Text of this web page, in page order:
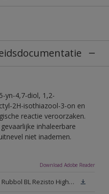
yn-4,7-diol, 1,2-
2H-isothiazool-3-on en
reactie veroorzaken.
inhaleerbare
niet inademen.
Download Adobe Reader
Technisch Informatieblad Rubbol BL Rezisto High Gloss (New Livery) (PDF)